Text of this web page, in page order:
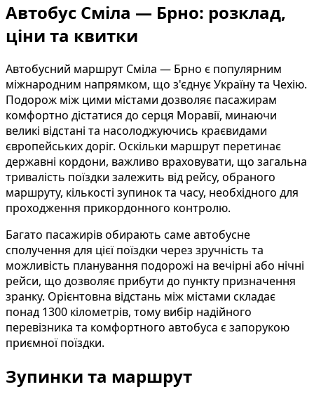
Автобус Сміла — Брно: розклад,
ціни та квитки
Автобусний маршрут Сміла — Брно є популярним
міжнародним напрямком, що з'єднує Україну та Чехію.
Подорож між цими містами дозволяє пасажирам
комфортно дістатися до серця Моравії, минаючи
великі відстані та насолоджуючись краєвидами
європейських доріг. Оскільки маршрут перетинає
державні кордони, важливо враховувати, що загальна
тривалість поїздки залежить від рейсу, обраного
маршруту, кількості зупинок та часу, необхідного для
проходження прикордонного контролю.
Багато пасажирів обирають саме автобусне
сполучення для цієї поїздки через зручність та
можливість планування подорожі на вечірні або нічні
рейси, що дозволяє прибути до пункту призначення
зранку. Орієнтовна відстань між містами складає
понад 1300 кілометрів, тому вибір надійного
перевізника та комфортного автобуса є запорукою
приємної поїздки.
Зупинки та маршрут